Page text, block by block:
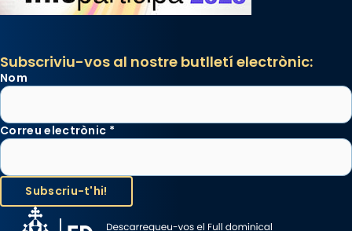
Subscriviu-vos al nostre butlletí electrònic:
Nom
Correu electrònic *